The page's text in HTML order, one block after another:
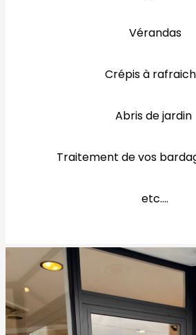
Vérandas
Crépis à
Abris de jardin
Traitement de vos
etc....